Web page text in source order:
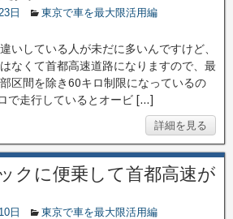
日
東京で車を最大限活用編
いしている人が未だに多いんですけど、
なくて首都高速道路になりますので、最
区間を除き60キロ制限になっているの
で走行しているとオービ […]
詳細を見る
クに便乗して首都高速が
日
東京で車を最大限活用編